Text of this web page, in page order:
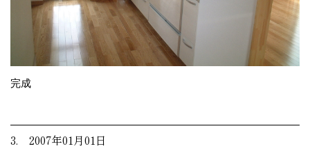
完成
3. 2007年01月01日